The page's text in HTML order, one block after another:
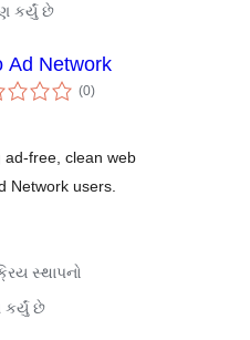
કર્યું છે
Ad Network
(0કુલ
રેટિંગ્સ
)
ad-free, clean web
Network users.
સ્થાપનો
કર્યું છે